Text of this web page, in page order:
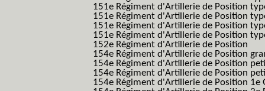
151e Régiment d'Artillerie de Position
151e Régiment d'Artillerie de Position
151e Régiment d'Artillerie de Position
151e Régiment d'Artillerie de Position
152e Régiment d'Artillerie de Position
154e Régiment d'Artillerie de Position
154e Régiment d'Artillerie de Position
154e Régiment d'Artillerie de Position
154e Régiment d'Artillerie de Position 1e